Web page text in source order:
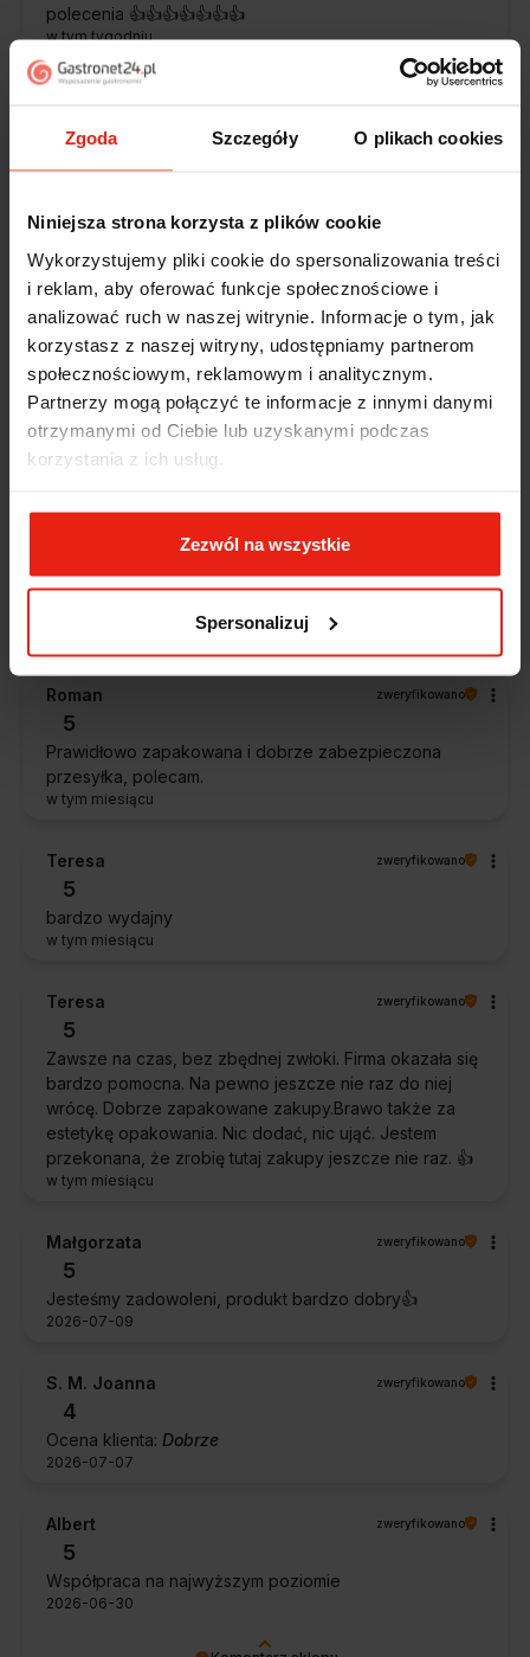
Zgoda Szczegóły O plikach cookies
Niniejsza strona korzysta z plików cookie
Wykorzystujemy pliki cookie do spersonalizowania treści
i reklam, aby oferować funkcje społecznościowe i
analizować ruch w naszej witrynie. Informacje o tym, jak
korzystasz z naszej witryny, udostępniamy partnerom
społecznościowym, reklamowym i analitycznym.
Partnerzy mogą połączyć te informacje z innymi danymi
otrzymanymi od Ciebie lub uzyskanymi podczas
korzystania z ich usług.
Zezwól na wszystkie
Spersonalizuj
polecenia 👍️👍️👍️👍️👍️👍️👍️
w tym tygodniu
5
Ekspresowa dostawa, super. Obsługa bardzo pomocna,
terminy realizacji. 👍️
w tym tygodniu
Stefan zweryfikowano
5
Przesympatyczna obsługa. Zachęcam każdego do
zakupów w tym sklepie. Precyzyjny czas dostawy,
jestem pod wrażeniem. Przesyłka została doskonale
zabezpieczona. Produkty, serwis, dostawa- wszystko
na najwyższym poziomie.
5
Roman zweryfikowano
5
Prawidłowo zapakowana i dobrze zabezpieczona
przesyłka, polecam.
w tym miesiącu
Teresa zweryfikowano
5
bardzo wydajny
w tym miesiącu
Teresa zweryfikowano
5
Zawsze na czas, bez zbędnej zwłoki. Firma okazała się
bardzo pomocna. Na pewno jeszcze nie raz do niej
wrócę. Dobrze zapakowane zakupy.Brawo także za
estetykę opakowania. Nic dodać, nic ująć. Jestem
przekonana, że zrobię tutaj zakupy jeszcze nie raz. 👍️
w tym miesiącu
Małgorzata zweryfikowano
5
Jesteśmy zadowoleni, produkt bardzo dobry👍️
2026-07-09
S. M. Joanna zweryfikowano
4
Ocena klienta: Dobrze
2026-07-07
Albert zweryfikowano
5
Współpraca na najwyższym poziomie
2026-06-30